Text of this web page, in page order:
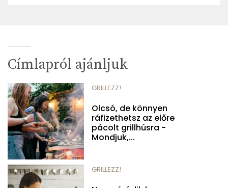
Címlapról ajánljuk
GRILLEZZ!
Olcsó, de könnyen
ráfizethetsz az előre
pácolt grillhúsra -
Mondjuk,...
GRILLEZZ!